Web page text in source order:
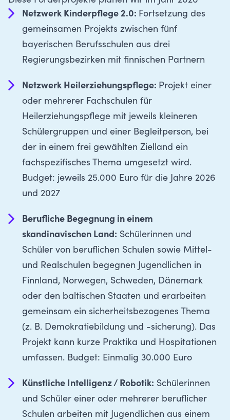
Netzwerk Kinderpflege 2.0: Fortsetzung des
gemeinsamen Projekts zwischen fünf
bayerischen Berufsschulen aus drei
Regierungsbezirken mit finnischen Partnern
Netzwerk Heilerziehungspflege: Projekt einer
oder mehrerer Fachschulen für
Heilerziehungspflege mit jeweils kleineren
Schülergruppen und einer Begleitperson, bei
der in einem frei gewählten Zielland ein
fachspezifisches Thema umgesetzt wird.
Budget: jeweils 25.000 Euro für die Jahre 2026
und 2027
Berufliche Begegnung in einem
skandinavischen Land: Schülerinnen und
Schüler von beruflichen Schulen sowie Mittel-
und Realschulen begegnen Jugendlichen in
Finnland, Norwegen, Schweden, Dänemark
oder den baltischen Staaten und erarbeiten
gemeinsam ein sicherheitsbezogenes Thema
(z. B. Demokratiebildung und -sicherung). Das
Projekt kann kurze Praktika und Hospitationen
umfassen. Budget: Einmalig 30.000 Euro
Künstliche Intelligenz / Robotik: Schülerinnen
und Schüler einer oder mehrerer beruflicher
Schulen arbeiten mit Jugendlichen aus einem